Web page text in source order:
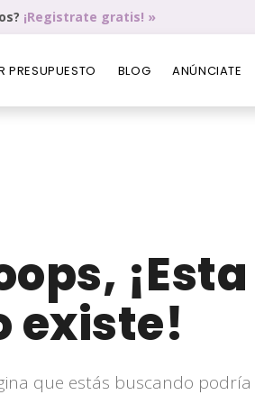
¡Registrate gratis! »
PRESUPUESTO BLOG ANÚNCIATE
existe!
que estás buscando